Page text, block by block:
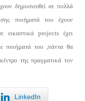
δημοσιευθεί σε πολλά
ποιήματά του έχουν
εικαστικά projects έχει
ποιήματά του ,πάντα θα
της πραγματικά τον
LinkedIn